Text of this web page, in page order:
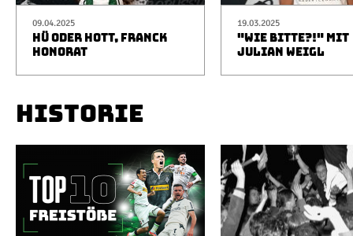
09.04.2025
HÜ ODER HOTT, FRANCK
HONORAT
19.03.2025
"WIE BITTE?!" MIT
JULIAN WEIGL
HISTORIE